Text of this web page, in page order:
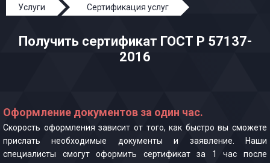
Услуги
Сертификация услуг
Получить сертификат ГОСТ Р 57137-
2016
Оформление документов за один час.
Скорость оформления зависит от того, как быстро вы сможете
прислать необходимые документы и заявление. Наши
специалисты смогут оформить сертификат за 1 час после